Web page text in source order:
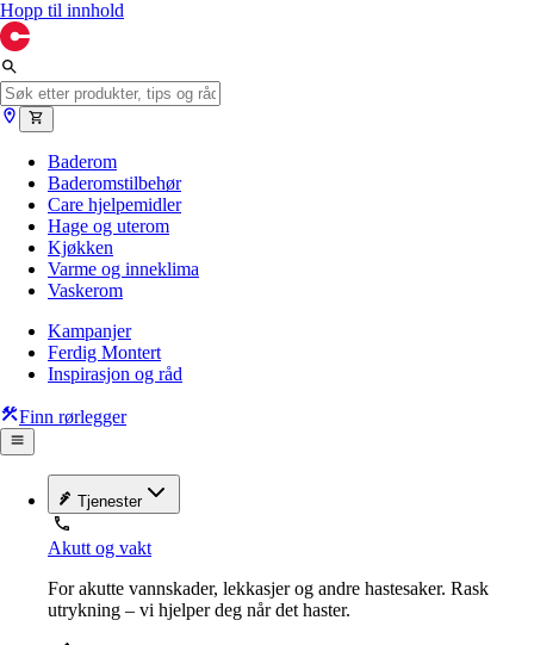
Hopp til innhold
Baderom
Baderomstilbehør
Care hjelpemidler
Hage og uterom
Kjøkken
Varme og inneklima
Vaskerom
Kampanjer
Ferdig Montert
Inspirasjon og råd
Finn rørlegger
Tjenester
Akutt og vakt
For akutte vannskader, lekkasjer og andre hastesaker. Rask
utrykning – vi hjelper deg når det haster.